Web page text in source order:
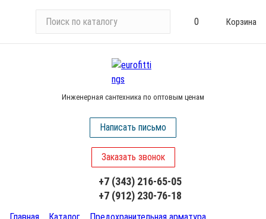
и
у
0 Корзина
Инженерная сантехника по оптовым ценам
Написать письмо
Заказать звонок
+7 (343) 216-65-05
+7 (912) 230-76-18